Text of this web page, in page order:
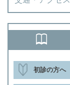
初診の方へ